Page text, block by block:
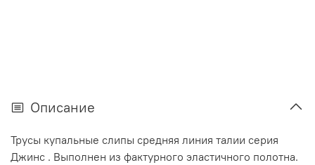
Описание
Трусы купальные слипы средняя линия талии серия
Джинс . Выполнен из фактурного эластичного полотна.